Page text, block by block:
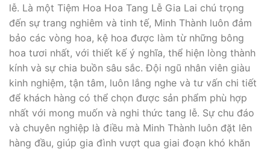
lễ. Là một Tiệm Hoa Hoa Tang Lễ Gia Lai chú trọng
đến sự trang nghiêm và tinh tế, Minh Thành luôn đảm
bảo các vòng hoa, kệ hoa được làm từ những bông
hoa tươi nhất, với thiết kế ý nghĩa, thể hiện lòng thành
kính và sự chia buồn sâu sắc. Đội ngũ nhân viên giàu
kinh nghiệm, tận tâm, luôn lắng nghe và tư vấn chi tiết
để khách hàng có thể chọn được sản phẩm phù hợp
nhất với mong muốn và nghi thức tang lễ. Sự chu đáo
và chuyên nghiệp là điều mà Minh Thành luôn đặt lên
hàng đầu, giúp gia đình vượt qua giai đoạn khó khăn